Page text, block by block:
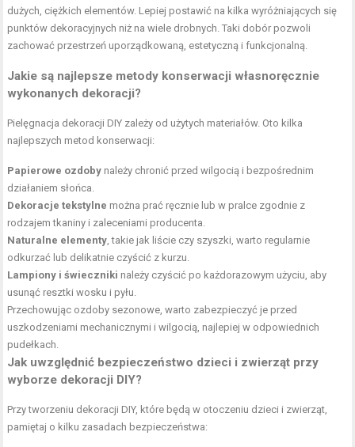
dużych, ciężkich elementów. Lepiej postawić na kilka wyróżniających się
punktów dekoracyjnych niż na wiele drobnych. Taki dobór pozwoli
zachować przestrzeń uporządkowaną, estetyczną i funkcjonalną.
Jakie są najlepsze metody konserwacji własnoręcznie
wykonanych dekoracji?
Pielęgnacja dekoracji DIY zależy od użytych materiałów. Oto kilka
najlepszych metod konserwacji:
Papierowe ozdoby należy chronić przed wilgocią i bezpośrednim
działaniem słońca.
Dekoracje tekstylne można prać ręcznie lub w pralce zgodnie z
rodzajem tkaniny i zaleceniami producenta.
Naturalne elementy , takie jak liście czy szyszki, warto regularnie
odkurzać lub delikatnie czyścić z kurzu.
Lampiony i świeczniki należy czyścić po każdorazowym użyciu, aby
usunąć resztki wosku i pyłu.
Przechowując ozdoby sezonowe, warto zabezpieczyć je przed
uszkodzeniami mechanicznymi i wilgocią, najlepiej w odpowiednich
pudełkach.
Jak uwzględnić bezpieczeństwo dzieci i zwierząt przy
wyborze dekoracji DIY?
Przy tworzeniu dekoracji DIY, które będą w otoczeniu dzieci i zwierząt,
pamiętaj o kilku zasadach bezpieczeństwa: